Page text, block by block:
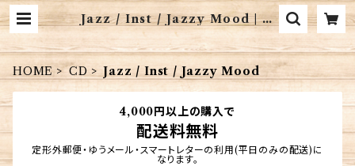
Jazz / Inst / Jazzy Mood | 音
楽CD販売 珈琲マインド
HOME CD Jazz / Inst / Jazzy Mood
4,000円以上の購入で
配送料無料
定形外郵便・ゆうメール・スマートレターの利用(平日のみの配送)に
なります。